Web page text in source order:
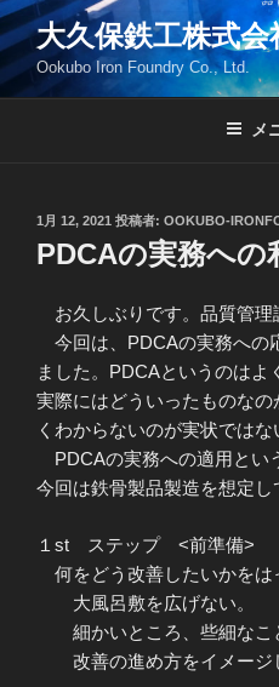
コ
ン
テ
ン
大久保鉄工株式会
Ookubo Iron Foundry Co., Ltd.
メ
投
稿
日:
1月 12, 2021 投稿者: OOKUBO-
PDCAの実務への
お久しぶりです。品質管理
今回は、PDCAの実務への
ました。PDCAというのはよ
実際にはどういったものな
くわからないのが実状ではな
PDCAの実務への適用とい
今回は鉄骨製品製造を想定し
１st ステップ <前準備>
何をどう改善したいかをは
大風呂敷を広げない。
細かいところ、些細なこ
改善の進め方をイメージ